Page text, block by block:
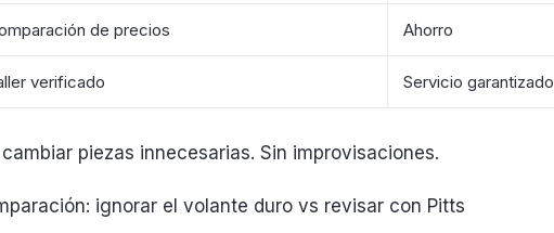
de precios Ahorro
verificado Servicio garantizado
piezas innecesarias. Sin improvisaciones.
ignorar el volante duro vs revisar con Pitts